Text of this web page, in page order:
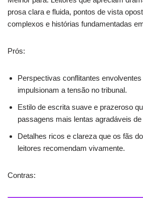
prosa clara e fluida, pontos de vista
complexos e histórias fundamentadas
Prós:
Perspectivas conflitantes
impulsionam a tensão no tribunal.
Estilo de escrita suave e prazeroso
passagens mais lentas agradáveis de
Detalhes ricos e clareza que os fãs
leitores recomendam vivamente.
Contras: